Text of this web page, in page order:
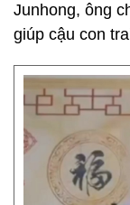
Junhong, ông
giúp cậu con